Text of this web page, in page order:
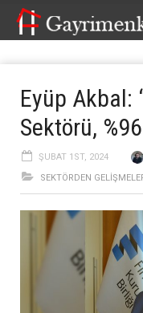
Eyüp Akbal:
Sektörü,
ŞUBAT 1ST, 2024
SEKTÖRDEN